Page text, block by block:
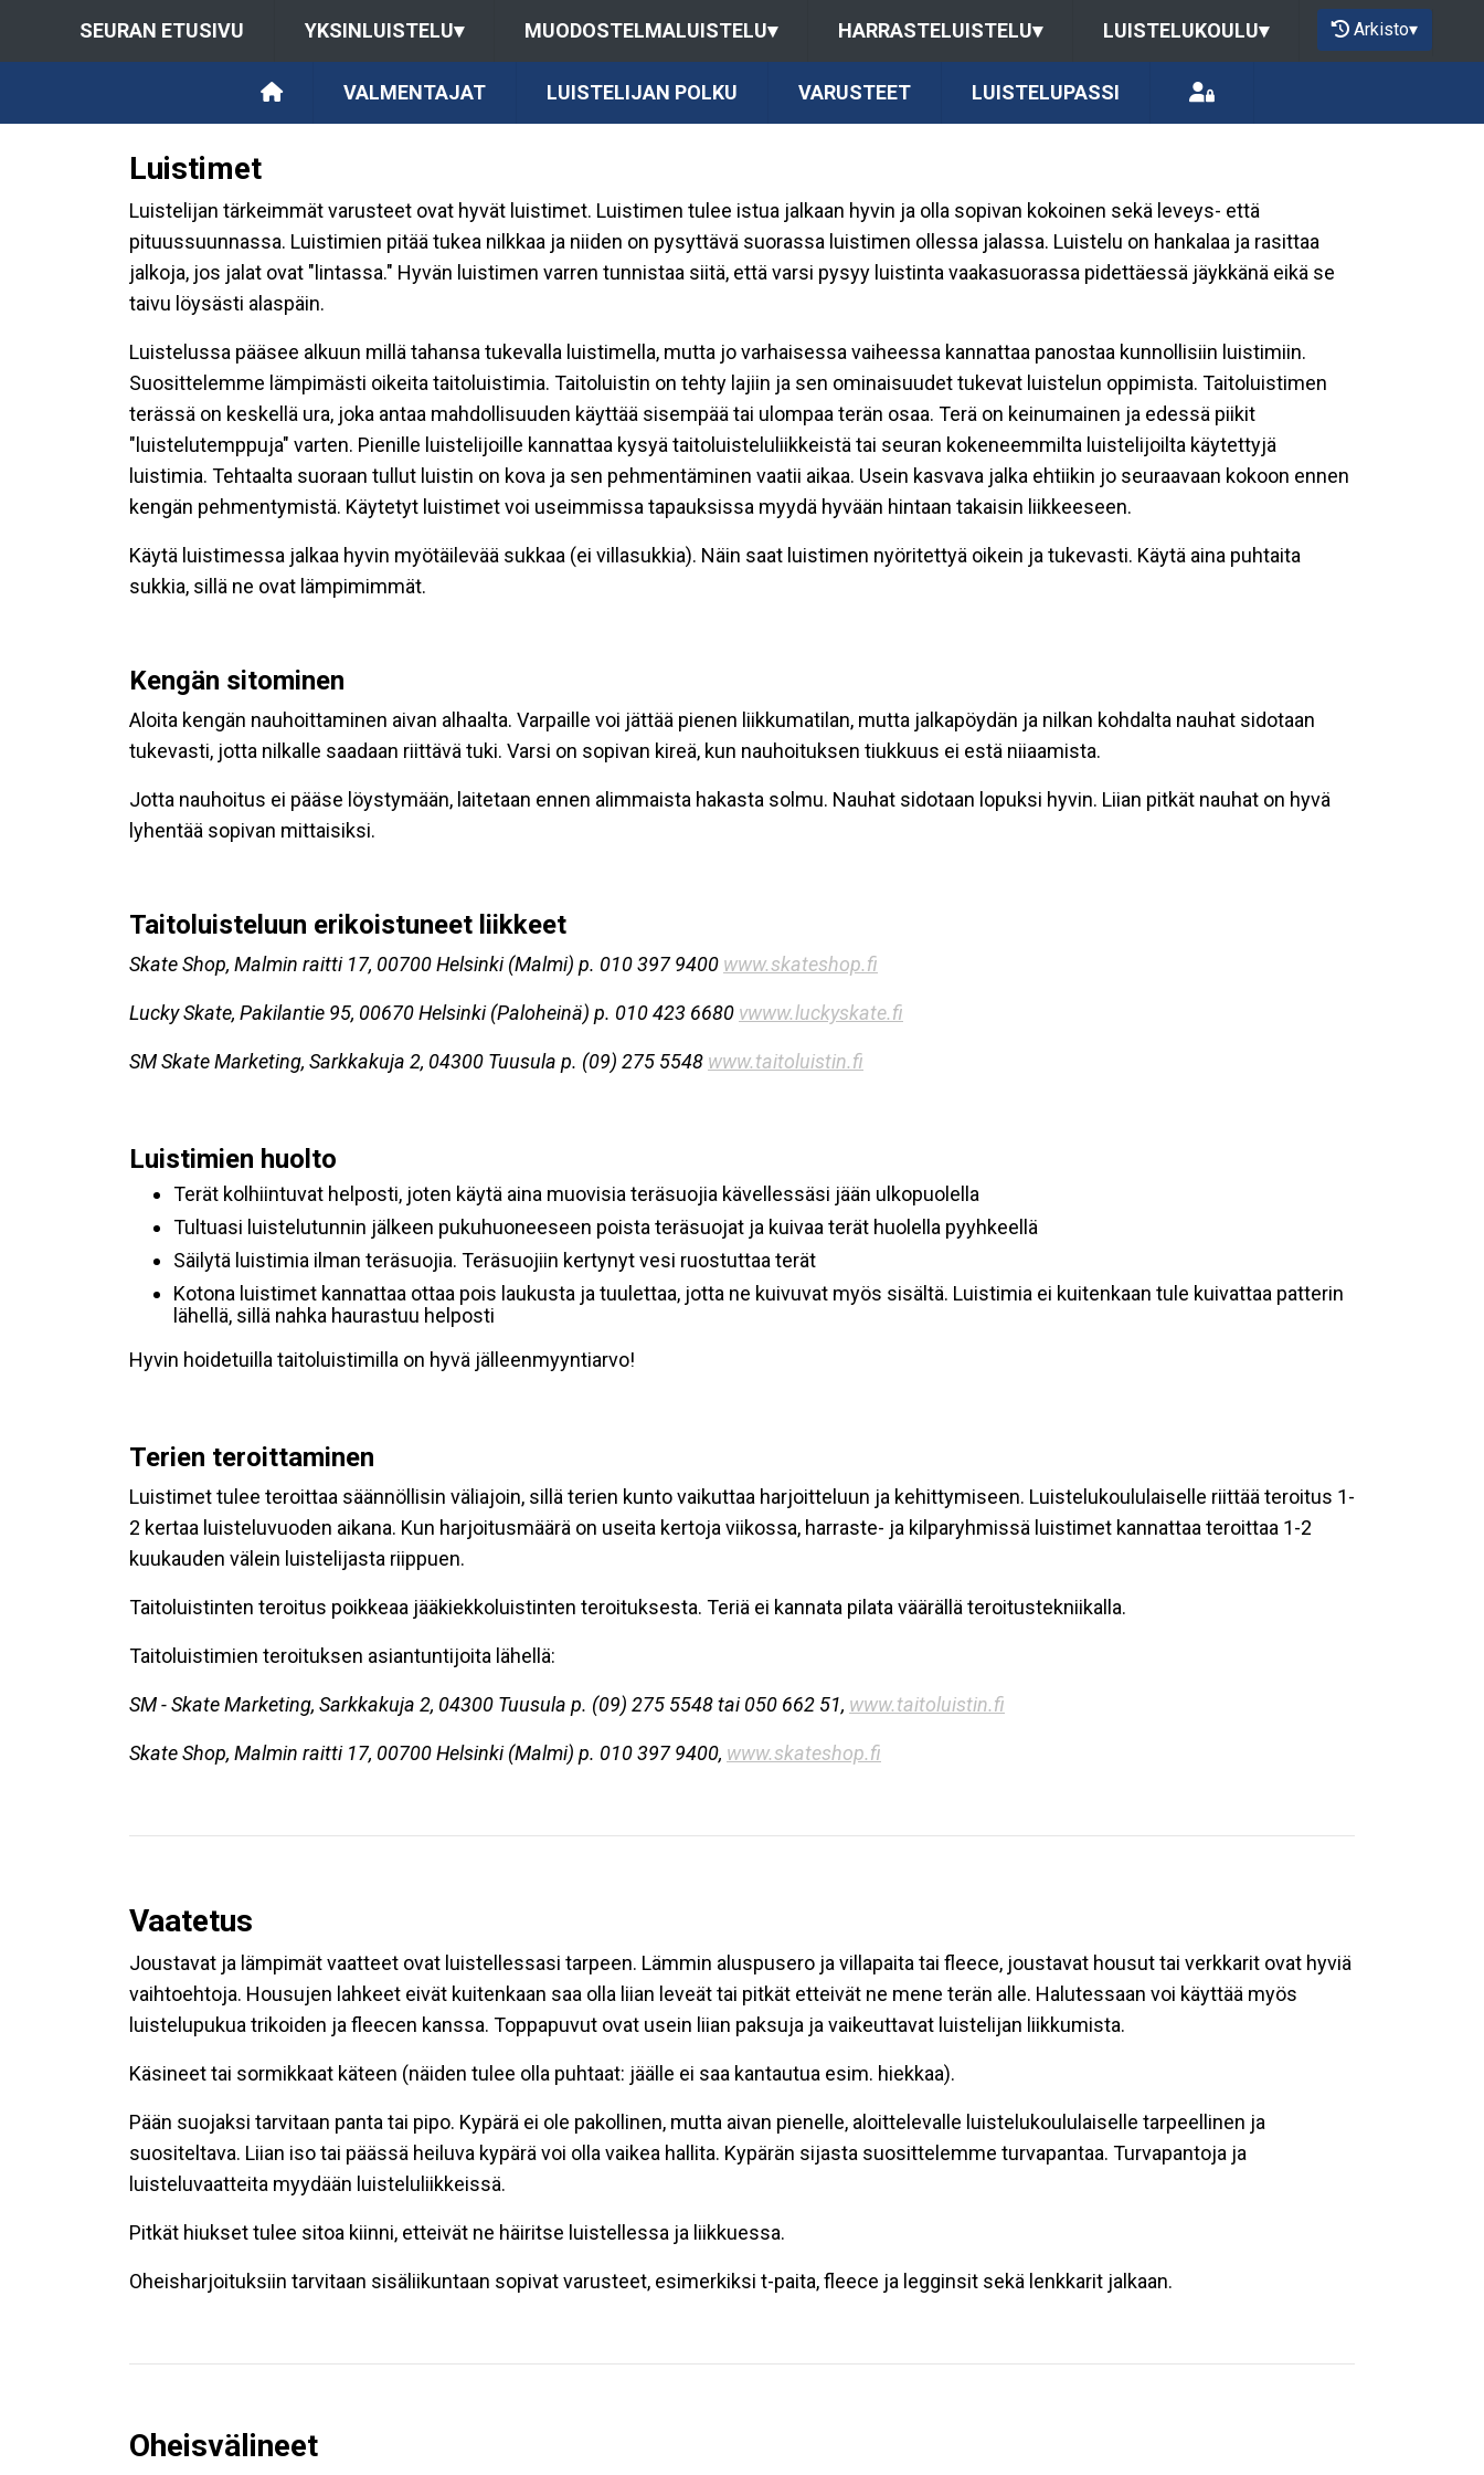
SEURAN ETUSIVU YKSINLUISTELU▾ MUODOSTELMALUISTELU▾ HARRASTELUISTELU▾ LUISTELUKOULU▾ Arkisto▾
VALMENTAJAT LUISTELIJAN POLKU VARUSTEET LUISTELUPASSI
Luistimet
Luistelijan tärkeimmät varusteet ovat hyvät luistimet. Luistimen tulee istua jalkaan hyvin ja olla sopivan kokoinen sekä leveys- että
pituussuunnassa. Luistimien pitää tukea nilkkaa ja niiden on pysyttävä suorassa luistimen ollessa jalassa. Luistelu on hankalaa ja rasittaa
jalkoja, jos jalat ovat "lintassa." Hyvän luistimen varren tunnistaa siitä, että varsi pysyy luistinta vaakasuorassa pidettäessä jäykkänä eikä se
taivu löysästi alaspäin.
Luistelussa pääsee alkuun millä tahansa tukevalla luistimella, mutta jo varhaisessa vaiheessa kannattaa panostaa kunnollisiin luistimiin.
Suosittelemme lämpimästi oikeita taitoluistimia. Taitoluistin on tehty lajiin ja sen ominaisuudet tukevat luistelun oppimista. Taitoluistimen
terässä on keskellä ura, joka antaa mahdollisuuden käyttää sisempää tai ulompaa terän osaa. Terä on keinumainen ja edessä piikit
"luistelutemppuja" varten. Pienille luistelijoille kannattaa kysyä taitoluisteluliikkeistä tai seuran kokeneemmilta luistelijoilta käytettyjä
luistimia. Tehtaalta suoraan tullut luistin on kova ja sen pehmentäminen vaatii aikaa. Usein kasvava jalka ehtiikin jo seuraavaan kokoon ennen
kengän pehmentymistä. Käytetyt luistimet voi useimmissa tapauksissa myydä hyvään hintaan takaisin liikkeeseen.
Käytä luistimessa jalkaa hyvin myötäilevää sukkaa (ei villasukkia). Näin saat luistimen nyöritettyä oikein ja tukevasti. Käytä aina puhtaita
sukkia, sillä ne ovat lämpimimmät.
Kengän sitominen
Aloita kengän nauhoittaminen aivan alhaalta. Varpaille voi jättää pienen liikkumatilan, mutta jalkapöydän ja nilkan kohdalta nauhat sidotaan
tukevasti, jotta nilkalle saadaan riittävä tuki. Varsi on sopivan kireä, kun nauhoituksen tiukkuus ei estä niiaamista.
Jotta nauhoitus ei pääse löystymään, laitetaan ennen alimmaista hakasta solmu. Nauhat sidotaan lopuksi hyvin. Liian pitkät nauhat on hyvä
lyhentää sopivan mittaisiksi.
Taitoluisteluun erikoistuneet liikkeet
Skate Shop, Malmin raitti 17, 00700 Helsinki (Malmi) p. 010 397 9400 www.skateshop.fi
Lucky Skate, Pakilantie 95, 00670 Helsinki (Paloheinä) p. 010 423 6680 vwww.luckyskate.fi
SM Skate Marketing, Sarkkakuja 2, 04300 Tuusula p. (09) 275 5548 www.taitoluistin.fi
Luistimien huolto
Terät kolhiintuvat helposti, joten käytä aina muovisia teräsuojia kävellessäsi jään ulkopuolella
Tultuasi luistelutunnin jälkeen pukuhuoneeseen poista teräsuojat ja kuivaa terät huolella pyyhkeellä
Säilytä luistimia ilman teräsuojia. Teräsuojiin kertynyt vesi ruostuttaa terät
Kotona luistimet kannattaa ottaa pois laukusta ja tuulettaa, jotta ne kuivuvat myös sisältä. Luistimia ei kuitenkaan tule kuivattaa patterin
lähellä, sillä nahka haurastuu helposti
Hyvin hoidetuilla taitoluistimilla on hyvä jälleenmyyntiarvo!
Terien teroittaminen
Luistimet tulee teroittaa säännöllisin väliajoin, sillä terien kunto vaikuttaa harjoitteluun ja kehittymiseen. Luistelukoululaiselle riittää teroitus 1-
2 kertaa luisteluvuoden aikana. Kun harjoitusmäärä on useita kertoja viikossa, harraste- ja kilparyhmissä luistimet kannattaa teroittaa 1-2
kuukauden välein luistelijasta riippuen.
Taitoluistinten teroitus poikkeaa jääkiekkoluistinten teroituksesta. Teriä ei kannata pilata väärällä teroitustekniikalla.
Taitoluistimien teroituksen asiantuntijoita lähellä:
SM - Skate Marketing, Sarkkakuja 2, 04300 Tuusula p. (09) 275 5548 tai 050 662 51, www.taitoluistin.fi
Skate Shop, Malmin raitti 17, 00700 Helsinki (Malmi) p. 010 397 9400, www.skateshop.fi
Vaatetus
Joustavat ja lämpimät vaatteet ovat luistellessasi tarpeen. Lämmin aluspusero ja villapaita tai fleece, joustavat housut tai verkkarit ovat hyviä
vaihtoehtoja. Housujen lahkeet eivät kuitenkaan saa olla liian leveät tai pitkät etteivät ne mene terän alle. Halutessaan voi käyttää myös
luistelupukua trikoiden ja fleecen kanssa. Toppapuvut ovat usein liian paksuja ja vaikeuttavat luistelijan liikkumista.
Käsineet tai sormikkaat käteen (näiden tulee olla puhtaat: jäälle ei saa kantautua esim. hiekkaa).
Pään suojaksi tarvitaan panta tai pipo. Kypärä ei ole pakollinen, mutta aivan pienelle, aloittelevalle luistelukoululaiselle tarpeellinen ja
suositeltava. Liian iso tai päässä heiluva kypärä voi olla vaikea hallita. Kypärän sijasta suosittelemme turvapantaa. Turvapantoja ja
luisteluvaatteita myydään luisteluliikkeissä.
Pitkät hiukset tulee sitoa kiinni, etteivät ne häiritse luistellessa ja liikkuessa.
Oheisharjoituksiin tarvitaan sisäliikuntaan sopivat varusteet, esimerkiksi t-paita, fleece ja legginsit sekä lenkkarit jalkaan.
Oheisvälineet